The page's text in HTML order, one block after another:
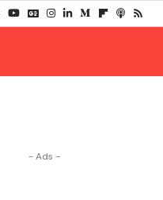
- Ads -